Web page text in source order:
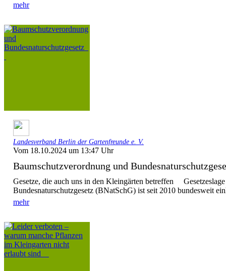
mehr
Landesverband Berlin der Gartenfreunde e. V.
Vom 18.10.2024 um 13:47 Uhr
Baumschutzverordnung und
Gesetze, die auch uns in den Kleingärten betreffen
Bundesnaturschutzgesetz (BNatSchG) ist seit 2010 bundesweit
mehr